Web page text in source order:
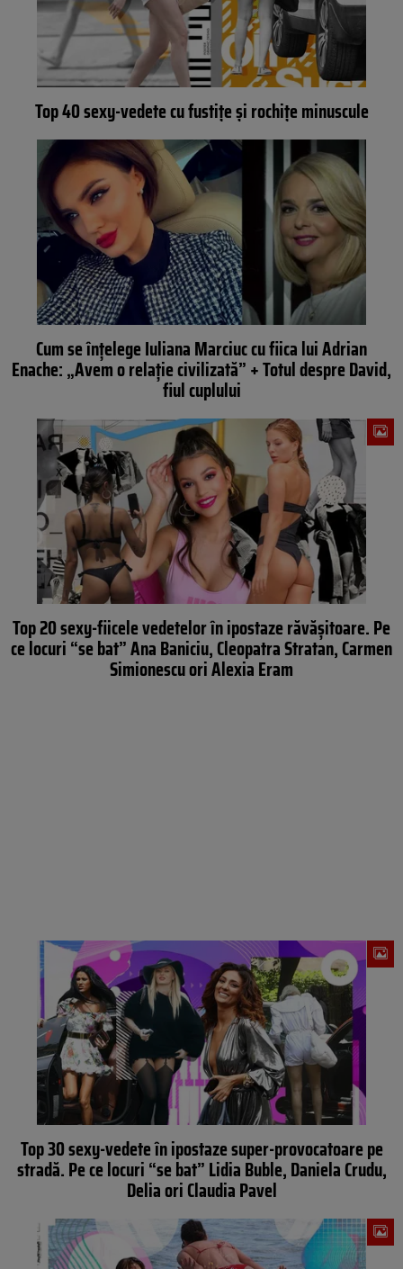
Top 40 sexy-vedete cu fustițe și rochițe minuscule
Cum se înțelege Iuliana Marciuc cu fiica lui Adrian
Enache: „Avem o relație civilizată” + Totul despre David,
fiul cuplului
Top 20 sexy-fiicele vedetelor în ipostaze răvășitoare. Pe
ce locuri “se bat” Ana Baniciu, Cleopatra Stratan, Carmen
Simionescu ori Alexia Eram
Top 30 sexy-vedete în ipostaze super-provocatoare pe
stradă. Pe ce locuri “se bat” Lidia Buble, Daniela Crudu,
Delia ori Claudia Pavel